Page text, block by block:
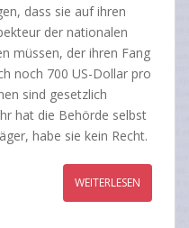
dass sie auf ihren
der nationalen
müssen, der ihren Fang
noch 700 US-Dollar pro
sind gesetzlich
hat die Behörde selbst
habe sie kein Recht.
WEITERLESEN